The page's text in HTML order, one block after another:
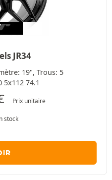
JR34
19", Trous: 5
5x112 74.1
Prix unitaire
stock